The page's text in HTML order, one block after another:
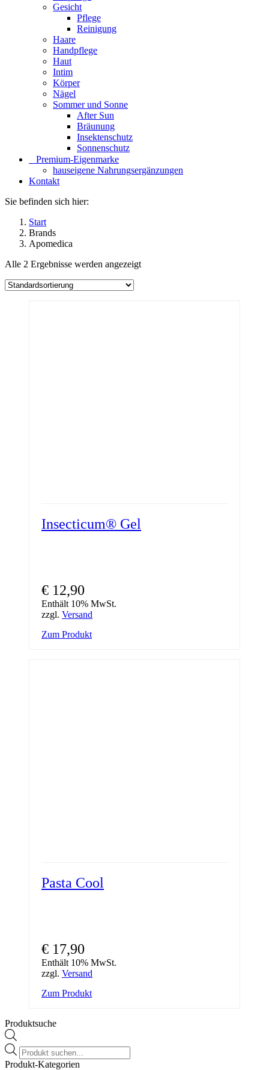
Gesicht
Pflege
Reinigung
Haare
Handpflege
Haut
Intim
Körper
Nägel
Sommer und Sonne
After Sun
Bräunung
Insektenschutz
Sonnenschutz
⠀​Premium-Eigenmarke
hauseigene Nahrungsergänzungen
Kontakt
Sie befinden sich hier:
Start
Brands
Apomedica
Alle 2 Ergebnisse werden angezeigt
Insecticum® Gel
€ 12,90
Enthält 10% MwSt.
zzgl. Versand
Zum Produkt
Pasta Cool
€ 17,90
Enthält 10% MwSt.
zzgl. Versand
Zum Produkt
Produktsuche
Products
search
Produkt-Kategorien